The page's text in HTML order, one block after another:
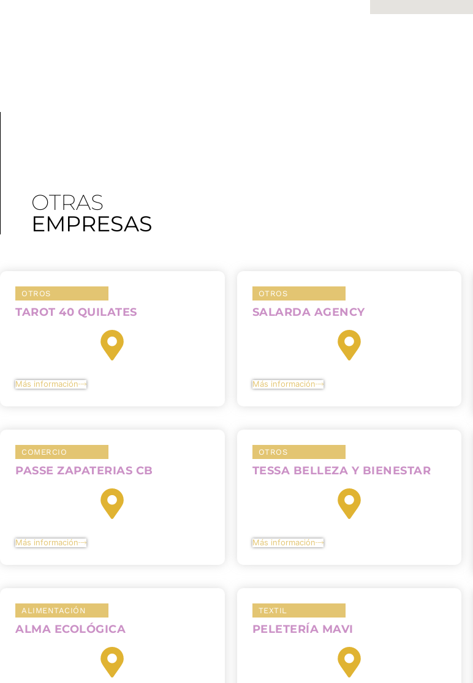
OTRAS
EMPRESAS
OTROS
TAROT 40 QUILATES
Más información
OTROS
SALARDA AGENCY
Más información
COMERCIO
PASSE ZAPATERIAS CB
Más información
OTROS
TESSA BELLEZA Y BIENESTAR
Más información
ALIMENTACIÓN
ALMA ECOLÓGICA
TEXTIL
PELETERÍA MAVI